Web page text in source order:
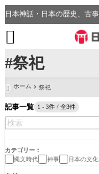
#祭祀

 ホーム 祭祀
記事一覧 1 - 3件 / 全3件
カテゴリー
縄文時代
神事 日本の文化